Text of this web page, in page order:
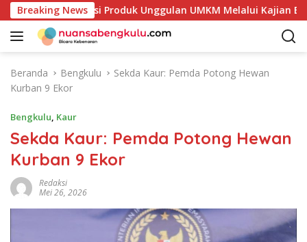
a
Breaking News
Potensi Produk Unggulan UMKM Melalui Kajian Bank
Beranda Bengkulu
Sekda Kaur: Pemda Potong Hewan
Kurban 9 Ekor
Bengkulu, Kaur
Sekda Kaur: Pemda Potong Hewan
Kurban 9 Ekor
Redaksi
Mei 26, 2026